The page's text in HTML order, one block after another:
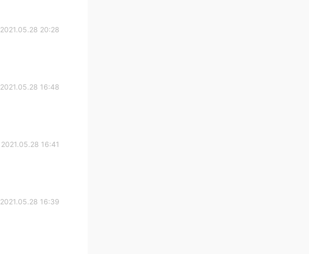
2021.05.28 20:28
2021.05.28 16:48
2021.05.28 16:41
2021.05.28 16:39